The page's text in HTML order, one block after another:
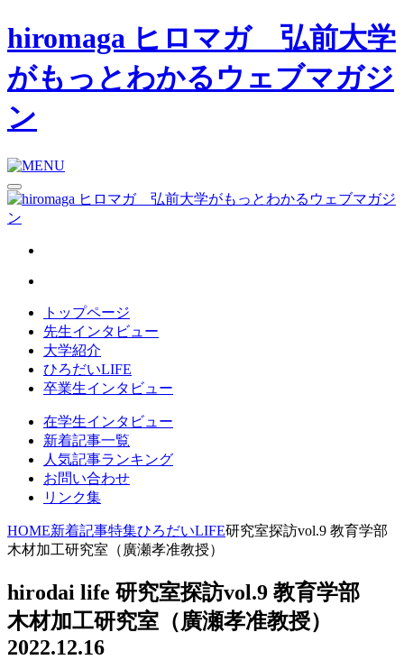
hiromaga ヒロマガ 弘前大学
がもっとわかるウェブマガジ
ン
トップページ
先生インタビュー
大学紹介
ひろだいLIFE
卒業生インタビュー
在学生インタビュー
新着記事一覧
人気記事ランキング
お問い合わせ
リンク集
HOME新着記事特集ひろだいLIFE研究室探訪vol.9 教育学部
木材加工研究室（廣瀬孝准教授）
hirodai life 研究室探訪vol.9 教育学部
木材加工研究室（廣瀬孝准教授）
2022.12.16